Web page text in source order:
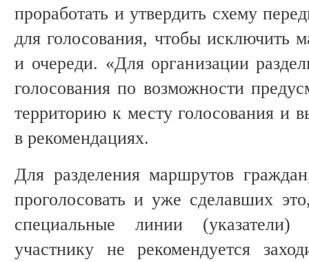
проработать и утвердить схему
для голосования, чтобы исключить
и очереди. «Для организации
голосования по возможности
территорию к месту голосования и
в рекомендациях.
Для разделения маршрутов
проголосовать и уже сделавших
специальные линии
участнику не рекомендуется